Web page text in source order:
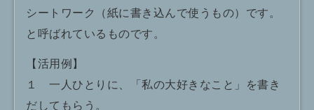
シートワーク（紙に書き込んで使うもの）です。
と呼ばれているものです。
【活用例】
１ 一人ひとりに、「私の大好きなこと」を書き
だしてもらう。